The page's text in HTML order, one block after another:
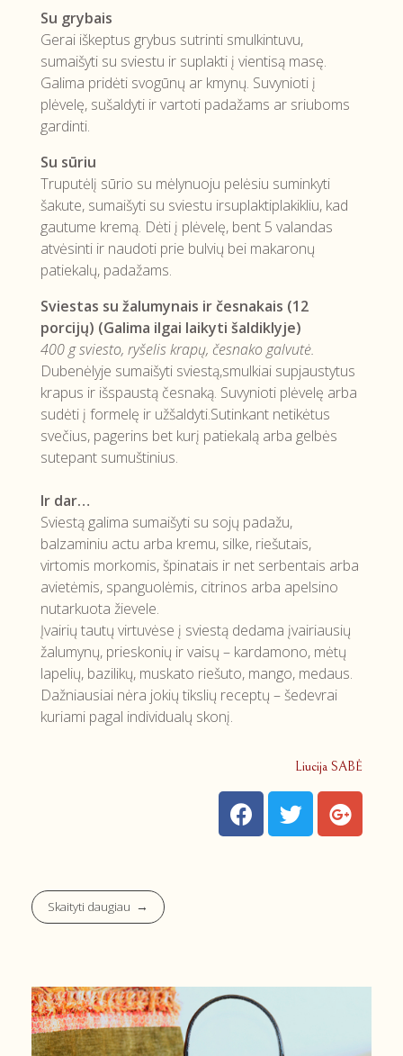
Su grybais
Gerai iškeptus grybus sutrinti smulkintuvu,
sumaišyti su sviestu ir suplakti į vientisą masę.
Galima pridėti svogūnų ar kmynų. Suvynioti į
plėvelę, sušaldyti ir vartoti padažams ar sriuboms
gardinti.
Su sūriu
Truputėlį sūrio su mėlynuoju pelėsiu suminkyti
šakute, sumaišyti su sviestu irsuplaktiplakikliu, kad
gautume kremą. Dėti į plėvelę, bent 5 valandas
atvėsinti ir naudoti prie bulvių bei makaronų
patiekalų, padažams.
Sviestas su žalumynais ir česnakais (12
porcijų) (Galima ilgai laikyti šaldiklyje)
400 g sviesto, ryšelis krapų, česnako galvutė.
Dubenėlyje sumaišyti sviestą,smulkiai supjaustytus
krapus ir išspaustą česnaką. Suvynioti plėvelę arba
sudėti į formelę ir užšaldyti.Sutinkant netikėtus
svečius, pagerins bet kurį patiekalą arba gelbės
sutepant sumuštinius.
Ir dar…
Sviestą galima sumaišyti su sojų padažu,
balzaminiu actu arba kremu, silke, riešutais,
virtomis morkomis, špinatais ir net serbentais arba
avietėmis, spanguolėmis, citrinos arba apelsino
nutarkuota žievele.
Įvairių tautų virtuvėse į sviestą dedama įvairiausių
žalumynų, prieskonių ir vaisų – kardamono, mėtų
lapelių, bazilikų, muskato riešuto, mango, medaus.
Dažniausiai nėra jokių tikslių receptų – šedevrai
kuriami pagal individualų skonį.
Liucija SABĖ
Skaityti daugiau